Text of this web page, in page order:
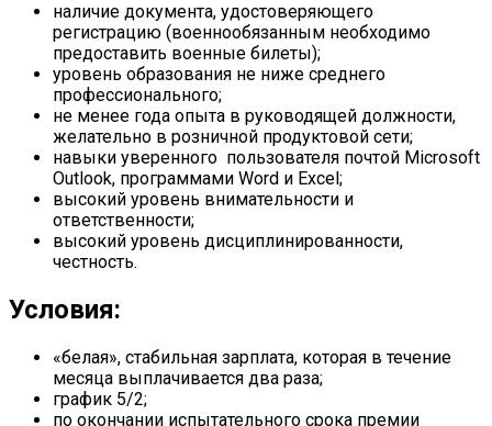
наличие документа, удостоверяющего
регистрацию (военнообязанным необходимо
предоставить военные билеты);
уровень образования не ниже среднего
профессионального;
не менее года опыта в руководящей должности,
желательно в розничной продуктовой сети;
навыки уверенного пользователя почтой Microsoft
Outlook, программами Word и Excel;
высокий уровень внимательности и
ответственности;
высокий уровень дисциплинированности,
честность.
Условия:
«белая», стабильная зарплата, которая в течение
месяца выплачивается два раза;
график 5/2;
по окончании испытательного срока премии